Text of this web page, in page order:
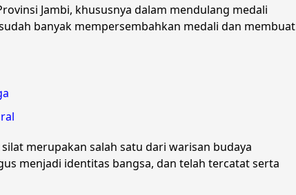
Jambi, khususnya dalam mendulang medali
banyak mempersembahkan medali dan membuat
merupakan salah satu dari warisan budaya
menjadi identitas bangsa, dan telah tercatat serta